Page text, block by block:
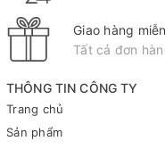
THÔNG TIN CÔNG TY
Trang chủ
Sản phẩm
Giao hàng
Tất cả đơn